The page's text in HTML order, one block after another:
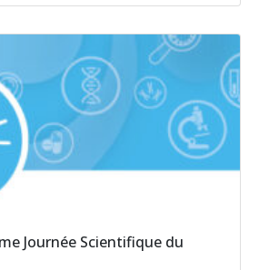
Journée Scientifique du